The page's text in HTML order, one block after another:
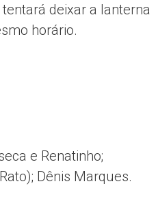
deixar a lanterna
horário.
e Renatinho;
Dênis Marques.